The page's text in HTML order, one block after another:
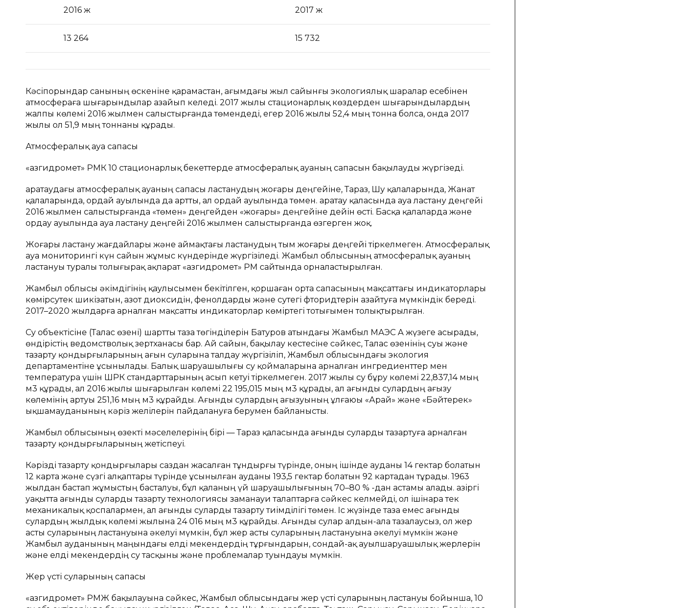
2016 ж 2017 ж
13 264 15 732
Кәсіпорындар санының өскеніне қарамастан, ағымдағы жыл сайынғы экологиялық шаралар есебінен
атмосфераға шығарындылар азайып келеді. 2017 жылы стационарлық көздерден шығарындылардың
жалпы көлемі 2016 жылмен салыстырғанда төмендеді, егер 2016 жылы 52,4 мың тонна болса, онда 2017
жылы ол 51,9 мың тоннаны құрады.
Атмосфералық ауа сапасы
«Қазгидромет» РМК 10 стационарлық бекеттерде атмосфералық ауаның сапасын бақылауды жүргізеді.
Қаратаудағы атмосфералық ауаның сапасы ластанудың жоғары деңгейіне, Тараз, Шу қалаларында, Жанат
қалаларында, Қордай ауылында да артты, ал Қордай ауылында төмен. Қаратау қаласында ауа ластану деңгейі
2016 жылмен салыстырғанда «төмен» деңгейден «жоғары» деңгейіне дейін өсті. Басқа қалаларда және
Қордау ауылында ауа ластану деңгейі 2016 жылмен салыстырғанда өзгерген жоқ.
Жоғары ластану жағдайлары және аймақтағы ластанудың тым жоғары деңгейі тіркелмеген. Атмосфералық
ауа мониторингі күн сайын жұмыс күндерінде жүргізіледі. Жамбыл облысының атмосфералық ауаның
ластануы туралы толығырақ ақпарат «Қазгидромет» РМҚ сайтында орналастырылған.
Жамбыл облысы әкімдігінің қаулысымен бекітілген, қоршаған орта сапасының мақсаттағы индикаторлары
көмірсутек шикізатын, азот диоксидін, фенолдарды және сутегі фторидтерін азайтуға мүмкіндік береді.
2017–2020 жылдарға арналған мақсатты индикаторлар көміртегі тотығымен толықтырылған.
Су объектісіне (Талас өзені) шартты таза төгінділерін Батуров атындағы Жамбыл МАЭС АҚ жүзеге асырады,
өндірістің ведомстволық зертханасы бар. Ай сайын, бақылау кестесіне сәйкес, Талас өзенінің суы және
тазарту қондырғыларының ағын суларына талдау жүргізіліп, Жамбыл облысындағы экология
департаментіне ұсынылады. Балық шаруашылығы су қоймаларына арналған ингредиенттер мен
температура үшін ШРК стандарттарының асып кетуі тіркелмеген. 2017 жылы су бұру көлемі 22,837,14 мың
м3 құрады, ал 2016 жылы шығарылған көлемі 22 195,015 мың м3 құрады, ал ағынды сулардың ағызу
көлемінің артуы 251,16 мың м3 құрайды. Ағынды сулардың ағызуының ұлғаюы «Арай» және «Бәйтерек»
ықшамауданының кәріз желілерін пайдалануға берумен байланысты.
Жамбыл облысының өзекті мәселелерінің бірі — Тараз қаласында ағынды суларды тазартуға арналған
тазарту қондырғыларының жетіспеуі.
Кәрізді тазарту қондырғылары саздан жасалған тұндырғы түрінде, оның ішінде ауданы 14 гектар болатын
12 карта және сүзгі алқаптары түрінде ұсынылған ауданы 193,5 гектар болатын 92 картадан тұрады. 1963
жылдан бастап жұмыстың басталуы, бұл қаланың үй шаруашылығының 70–80 % -дан астамы алады. Қазіргі
уақытта ағынды суларды тазарту технологиясы заманауи талаптарға сәйкес келмейді, ол ішінара тек
механикалық қоспалармен, ал ағынды суларды тазарту тиімділігі төмен. Іс жүзінде таза емес ағынды
сулардың жылдық көлемі жылына 24 016 мың м3 құрайды. Ағынды сулар алдын-ала тазалаусыз, ол жер
асты суларының ластануына әкелуі мүмкін, бұл жер асты суларының ластануына әкелуі мүмкін және
Жамбыл ауданының маңындағы елді мекендердің тұрғындарын, сондай-ақ ауылшаруашылық жерлерін
және елді мекендердің су тасқыны және проблемалар туындауы мүмкін.
Жер үсті суларының сапасы
«Қазгидромет» РМЖ бақылауына сәйкес, Жамбыл облысындағы жер үсті суларының ластануы бойынша, 10